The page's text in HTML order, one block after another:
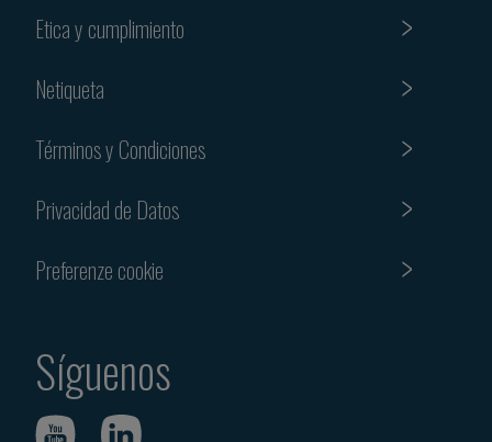
Etica y cumplimiento
Netiqueta
Términos y Condiciones
Privacidad de Datos
Preferenze cookie
Síguenos